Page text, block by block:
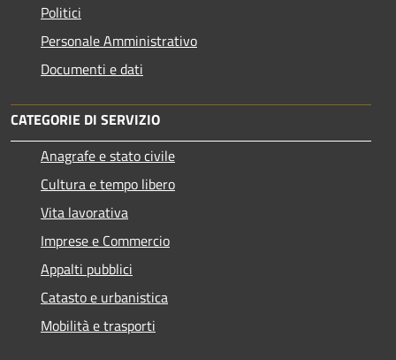
Politici
Personale Amministrativo
Documenti e dati
CATEGORIE DI SERVIZIO
Anagrafe e stato civile
Cultura e tempo libero
Vita lavorativa
Imprese e Commercio
Appalti pubblici
Catasto e urbanistica
Mobilità e trasporti